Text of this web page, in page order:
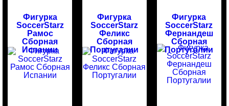
Фигурка
SoccerStarz
Рамос
Сборная
Испании
Фигурка
SoccerStarz
Феликс
Сборная
Португалии
Фигурка
SoccerStarz
Фернандеш
Сборная
Португалии